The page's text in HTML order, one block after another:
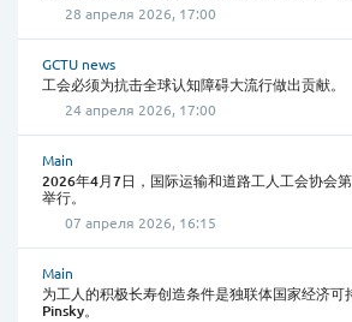
28 апреля 2026, 17:00
GCTU news
工会必须为抗击全球认知障碍大流行做出贡献。
24 апреля 2026, 17:00
Main
2026年4月7日，国际运输和道路工人工会协会
举行。
07 апреля 2026, 16:15
Main
为工人的积极长寿创造条件是独联体国家经济
Pinsky。